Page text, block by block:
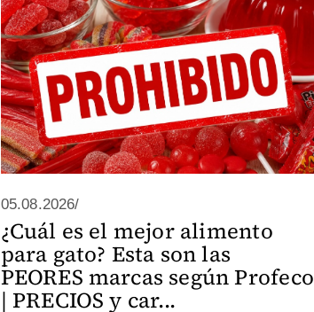
05.08.2026/
¿Cuál es el mejor alimento
para gato? Esta son las
PEORES marcas según Profeco
| PRECIOS y car...